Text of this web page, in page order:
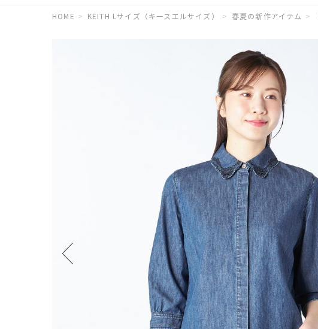
HOME > KEITH Lサイズ（キースエルサイズ） > 春夏の新作アイテム >